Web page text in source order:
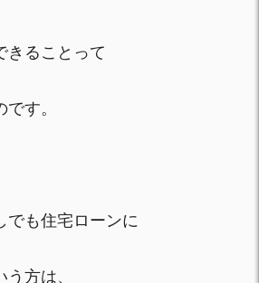
きることって
す。
でも住宅ローンに
方は、